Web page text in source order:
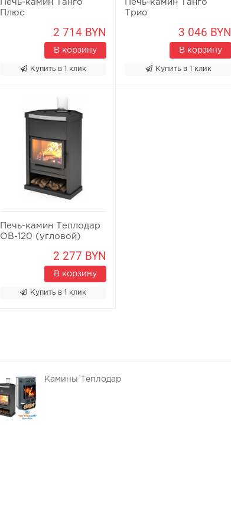
Печь-камин Танго
Плюс
2 714 BYN
В корзину
Купить в 1 клик
Печь-камин Танго
Трио
3 046 BYN
В корзину
Купить в 1 клик
Печь-камин Теплодар
ОВ-120 (угловой)
2 277 BYN
В корзину
Купить в 1 клик
Камины Теплодар